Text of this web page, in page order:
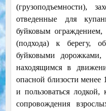
(грузоподъемности),
отведенные для
буйковым ограждением,
(подхода) к берегу,
буйковыми дорожками,
находящимся в
опасной близости менее
и пользоваться
сопровождения